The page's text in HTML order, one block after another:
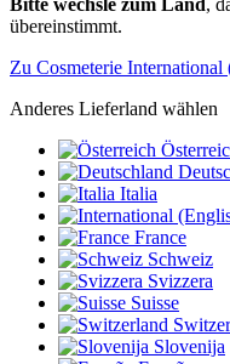
Bitte wechsle zum Land,
übereinstimmt.
Zu Cosmeterie International
Anderes Lieferland wählen
Italia
France
Schweiz
Svizzera
Suisse
Slovenija